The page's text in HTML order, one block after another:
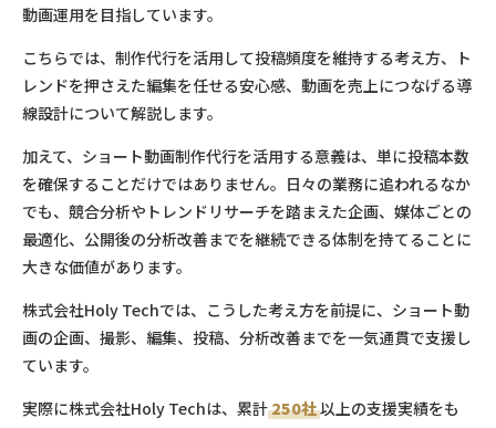
動画運用を目指しています。
こちらでは、制作代行を活用して投稿頻度を維持する考え方、ト
レンドを押さえた編集を任せる安心感、動画を売上につなげる導
線設計について解説します。
加えて、ショート動画制作代行を活用する意義は、単に投稿本数
を確保することだけではありません。日々の業務に追われるなか
でも、競合分析やトレンドリサーチを踏まえた企画、媒体ごとの
最適化、公開後の分析改善までを継続できる体制を持てることに
大きな価値があります。
株式会社Holy Techでは、こうした考え方を前提に、ショート動
画の企画、撮影、編集、投稿、分析改善までを一気通貫で支援し
ています。
実際に株式会社Holy Techは、累計250社以上の支援実績をも